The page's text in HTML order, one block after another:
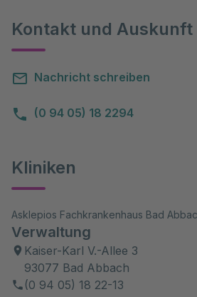
Kontakt und Auskunft
Nachricht schreiben
(0 94 05) 18 2294
Kliniken
Asklepios Fachkrankenhaus Bad
Verwaltung
Kaiser-Karl V.-Allee 3
93077 Bad Abbach
(0 94 05) 18 22-13